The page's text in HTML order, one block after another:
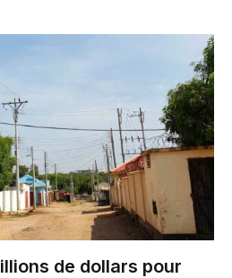
de dollars pour